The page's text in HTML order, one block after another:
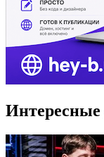
Интересные